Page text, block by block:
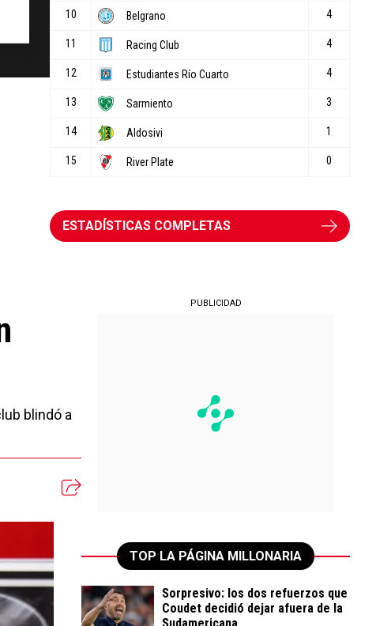
ESTADÍSTICAS COMPLETAS
blindó a
PUBLICIDAD
TOP LA PÁGINA MILLONARIA
Sorpresivo: los dos refuerzos que
Coudet decidió dejar afuera de la